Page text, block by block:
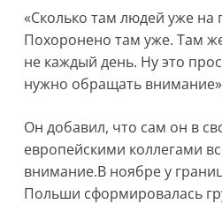
«Сколько там людей уже на
Похоронено там уже. Там
не каждый день. Ну это
нужно обращать
Он добавил, что сам он в
европейскими коллегами
внимание.В ноябре у
Польши сформировалась